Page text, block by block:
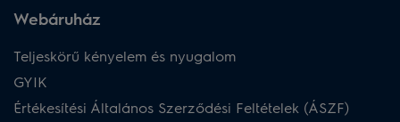
Webáruház​
Teljeskörű kényelem és nyugalom
GYIK
Értékesítési Általános Szerződési Feltételek (ÁSZF)